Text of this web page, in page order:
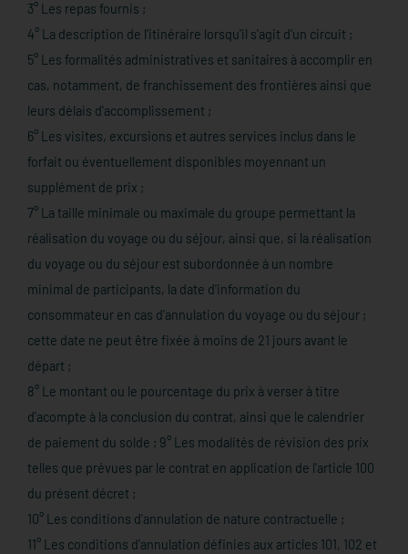
3° Les repas fournis ;
4° La description de l'itinéraire lorsqu'il s'agit d'un circuit ;
5° Les formalités administratives et sanitaires à accomplir en
cas, notamment, de franchissement des frontières ainsi que
leurs délais d'accomplissement ;
6° Les visites, excursions et autres services inclus dans le
forfait ou éventuellement disponibles moyennant un
supplément de prix ;
7° La taille minimale ou maximale du groupe permettant la
réalisation du voyage ou du séjour, ainsi que, si la réalisation
du voyage ou du séjour est subordonnée à un nombre
minimal de participants, la date d'information du
consommateur en cas d'annulation du voyage ou du séjour ;
cette date ne peut être fixée à moins de 21 jours avant le
départ ;
8° Le montant ou le pourcentage du prix à verser à titre
d'acompte à la conclusion du contrat, ainsi que le calendrier
de paiement du solde ; 9° Les modalités de révision des prix
telles que prévues par le contrat en application de l'article 100
du présent décret ;
10° Les conditions d'annulation de nature contractuelle ;
11° Les conditions d'annulation définies aux articles 101, 102 et